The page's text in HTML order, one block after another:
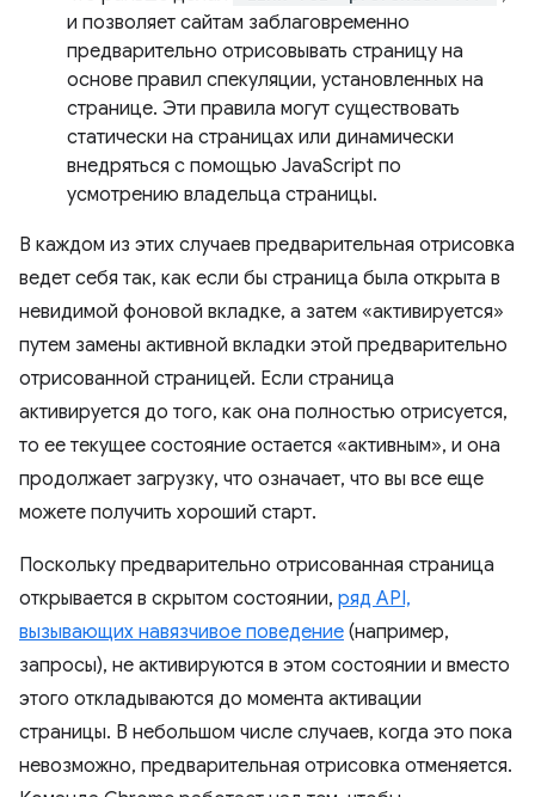
и позволяет сайтам заблаговременно
предварительно отрисовывать страницу на
основе правил спекуляции, установленных на
странице. Эти правила могут существовать
статически на страницах или динамически
внедряться с помощью JavaScript по
усмотрению владельца страницы.
В каждом из этих случаев предварительная отрисовка
ведет себя так, как если бы страница была открыта в
невидимой фоновой вкладке, а затем «активируется»
путем замены активной вкладки этой предварительно
отрисованной страницей. Если страница
активируется до того, как она полностью отрисуется,
то ее текущее состояние остается «активным», и она
продолжает загрузку, что означает, что вы все еще
можете получить хороший старт.
Поскольку предварительно отрисованная страница
открывается в скрытом состоянии, ряд API,
вызывающих навязчивое поведение (например,
запросы), не активируются в этом состоянии и вместо
этого откладываются до момента активации
страницы. В небольшом числе случаев, когда это пока
невозможно, предварительная отрисовка отменяется.